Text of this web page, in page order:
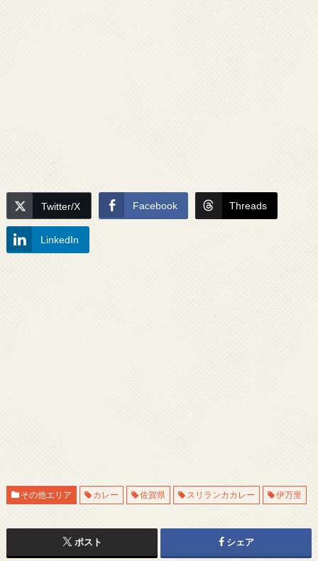
Twitter/X Facebook Threads
LinkedIn
その他エリア カレー 佐賀県 スリランカカレー 伊万里
ポスト シェア